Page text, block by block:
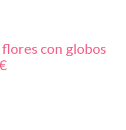
con globos